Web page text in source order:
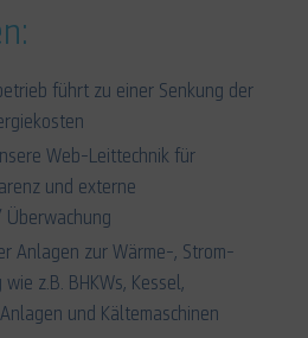
führt zu einer Senkung der
Web-Leittechnik für
und externe
Anlagen zur Wärme-, Strom-
z.B. BHKWs, Kessel,
und Kältemaschinen